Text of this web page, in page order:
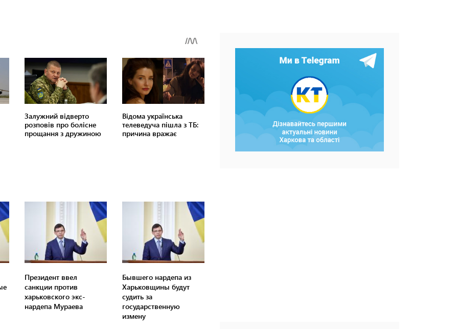
Президент ввел
санкции против
харьковского экс-
нардепа Мураева
Бывшего нардепа из
Харьковщины будут
судить за
государственную
измену